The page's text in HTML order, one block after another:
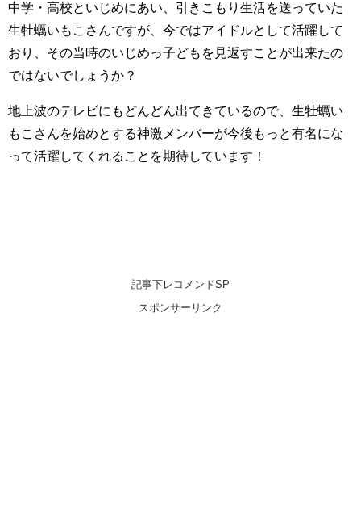
中学・高校といじめにあい、引きこもり生活を送っていた
生牡蠣いもこさんですが、今ではアイドルとして活躍して
おり、その当時のいじめっ子どもを見返すことが出来たの
ではないでしょうか？
地上波のテレビにもどんどん出てきているので、生牡蠣い
もこさんを始めとする神激メンバーが今後もっと有名にな
って活躍してくれることを期待しています！
記事下レコメンドSP
スポンサーリンク